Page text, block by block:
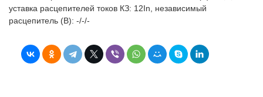
уставка расцепителей токов КЗ: 12In, независимый
расцепитель (В): -/-/-